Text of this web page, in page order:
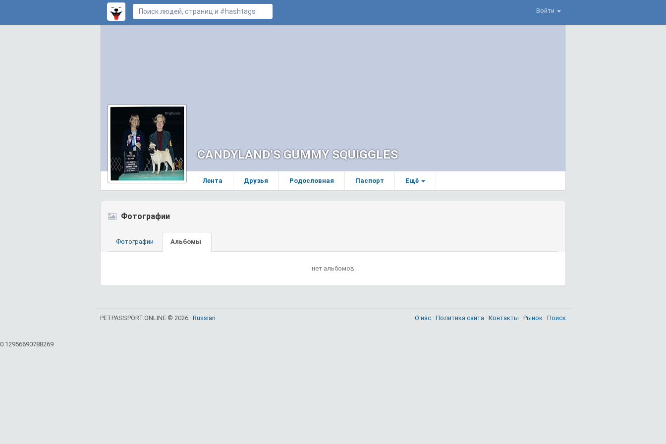
Войти
CANDYLAND'S GUMMY SQUIGGLES
Лента Друзья Родословная Паспорт Ещё
Фотографии
Фотографии Альбомы
нет альбомов
PETPASSPORT.ONLINE © 2026 · Russian О нас · Политика сайта · Контакты · Рынок · Поиск
0.12956690788269